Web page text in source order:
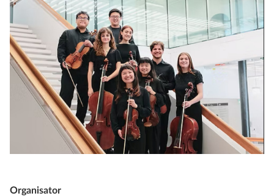
Organisator